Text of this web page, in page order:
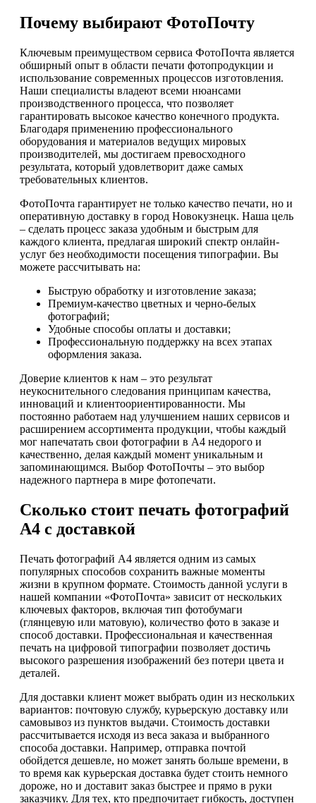
Почему выбирают ФотоПочту
Ключевым преимуществом сервиса ФотоПочта является
обширный опыт в области печати фотопродукции и
использование современных процессов изготовления.
Наши специалисты владеют всеми нюансами
производственного процесса, что позволяет
гарантировать высокое качество конечного продукта.
Благодаря применению профессионального
оборудования и материалов ведущих мировых
производителей, мы достигаем превосходного
результата, который удовлетворит даже самых
требовательных клиентов.
ФотоПочта гарантирует не только качество печати, но и
оперативную доставку в город Новокузнецк. Наша цель
– сделать процесс заказа удобным и быстрым для
каждого клиента, предлагая широкий спектр онлайн-
услуг без необходимости посещения типографии. Вы
можете рассчитывать на:
Быструю обработку и изготовление заказа;
Премиум-качество цветных и черно-белых
фотографий;
Удобные способы оплаты и доставки;
Профессиональную поддержку на всех этапах
оформления заказа.
Доверие клиентов к нам – это результат
неукоснительного следования принципам качества,
инноваций и клиентоориентированности. Мы
постоянно работаем над улучшением наших сервисов и
расширением ассортимента продукции, чтобы каждый
мог напечатать свои фотографии в А4 недорого и
качественно, делая каждый момент уникальным и
запоминающимся. Выбор ФотоПочты – это выбор
надежного партнера в мире фотопечати.
Сколько стоит печать фотографий
А4 с доставкой
Печать фотографий А4 является одним из самых
популярных способов сохранить важные моменты
жизни в крупном формате. Стоимость данной услуги в
нашей компании «ФотоПочта» зависит от нескольких
ключевых факторов, включая тип фотобумаги
(глянцевую или матовую), количество фото в заказе и
способ доставки. Профессиональная и качественная
печать на цифровой типографии позволяет достичь
высокого разрешения изображений без потери цвета и
деталей.
Для доставки клиент может выбрать один из нескольких
вариантов: почтовую службу, курьерскую доставку или
самовывоз из пунктов выдачи. Стоимость доставки
рассчитывается исходя из веса заказа и выбранного
способа доставки. Например, отправка почтой
обойдется дешевле, но может занять больше времени, в
то время как курьерская доставка будет стоить немного
дороже, но и доставит заказ быстрее и прямо в руки
заказчику. Для тех, кто предпочитает гибкость, доступен